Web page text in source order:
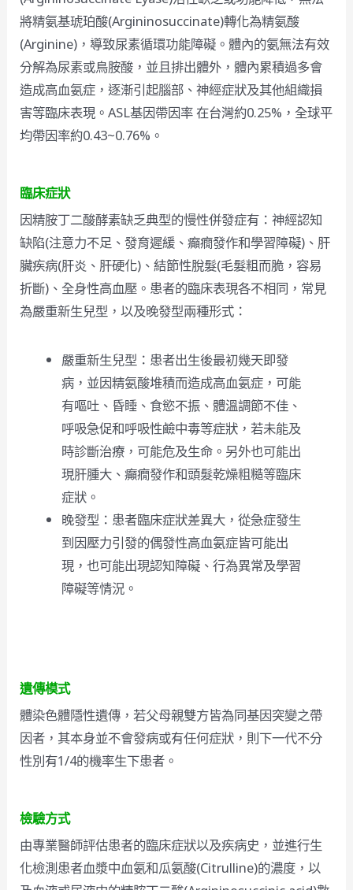
將精氨基琥珀酸(Argininosuccinate)轉化為精氨酸
(Arginine)，導致尿素循環功能障礙。體內的氨無法有效
分解為尿素或鳥胺酸，並且排出體外，體內累積過多會
造成高血氨症，逐漸引起腦部、神經症狀及其他組織損
害等臨床表現。ASL基因帶因率 在台灣約0.25%，全球平
均帶因率約0.43~0.76%。
臨床症狀
因精胺丁二酸酵素缺乏典型的慢性併發症有：神經認知
缺陷(注意力不足、發育遲緩、癲癇發作和學習障礙)、肝
臟疾病(肝炎、肝硬化)、結節性脫髮(毛髮粗而脆，容易
折斷)、全身性高血壓。患者的臨床表現各不相同，常見
為嚴重新生兒型，以及晚發型兩種形式：
嚴重新生兒型：患者出生後最初幾天即發
病，並因精氨酸堆積而造成高血氨症，可能
有嘔吐、昏睡、食慾不振、體溫調節不佳、
呼吸急促和呼吸性鹼中毒等症狀，若未能及
時診斷治療，可能危及生命。另外也可能出
現肝腫大、癲癇發作和頭髮乾燥粗糙等臨床
症狀。
晚發型：患者臨床症狀差異大，從急症發生
到因壓力引發的偶發性高血氨症皆可能出
現，也可能出現認知障礙、行為異常及學習
障礙等情況。
遺傳模式
體染色體隱性遺傳，若父母親雙方皆為同基因突變之帶
因者，其本身並不會發病或有任何症狀，則下一代不分
性別有1/4的機率生下患者。
檢驗方式
由專業醫師評估患者的臨床症狀以及疾病史，並進行生
化檢測患者血漿中血氨和瓜氨酸(Citrulline)的濃度，以